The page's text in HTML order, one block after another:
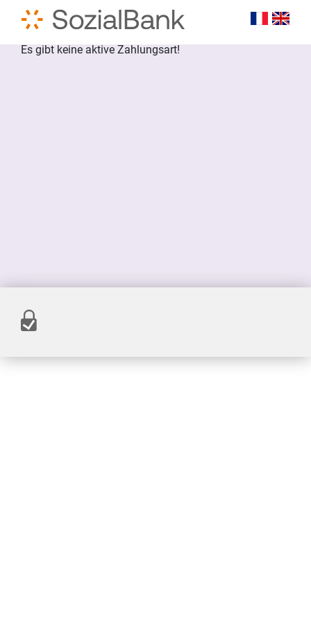
Es gibt keine aktive Zahlungsart!